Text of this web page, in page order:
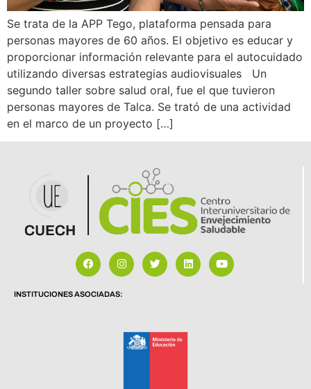
Se trata de la APP Tego, plataforma pensada para
personas mayores de 60 años. El objetivo es educar y
proporcionar información relevante para el autocuidado
utilizando diversas estrategias audiovisuales Un
segundo taller sobre salud oral, fue el que tuvieron
personas mayores de Talca. Se trató de una actividad
en el marco de un proyecto […]
INSTITUCIONES ASOCIADAS: